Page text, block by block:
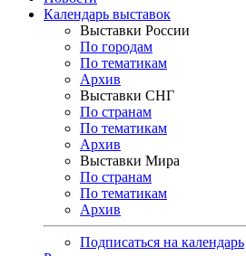
Календарь выставок
Выставки России
По городам
По тематикам
Архив
Выставки СНГ
По странам
По тематикам
Архив
Выставки Мира
По странам
По тематикам
Архив
Подписаться на календарь